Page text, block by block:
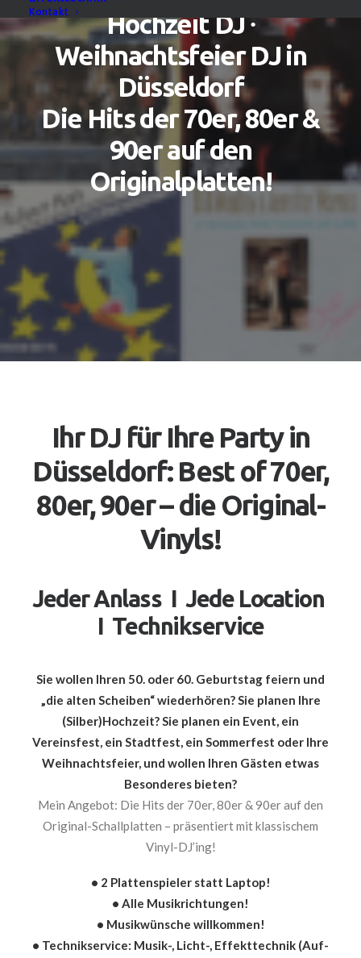
Kontakt
Hochzeit DJ ∙
Weihnachtsfeier DJ in
Düsseldorf
Die Hits der 70er, 80er &
90er auf den
Originalplatten!
Ihr DJ für Ihre Party in
Düsseldorf: Best of 70er,
80er, 90er – die Original-
Vinyls!
Jeder Anlass I Jede Location
I Technikservice
Sie wollen Ihren 50. oder 60. Geburtstag feiern und
„die alten Scheiben“ wiederhören? Sie planen Ihre
(Silber)Hochzeit? Sie planen ein Event, ein
Vereinsfest, ein Stadtfest, ein Sommerfest oder Ihre
Weihnachtsfeier, und wollen Ihren Gästen etwas
Besonderes bieten?
Mein Angebot: Die Hits der 70er, 80er & 90er auf den
Original-Schallplatten – präsentiert mit klassischem
Vinyl-DJ’ing!
• 2 Plattenspieler statt Laptop!
• Alle Musikrichtungen!
• Musikwünsche willkommen!
• Technikservice: Musik-, Licht-, Effekttechnik (Auf-